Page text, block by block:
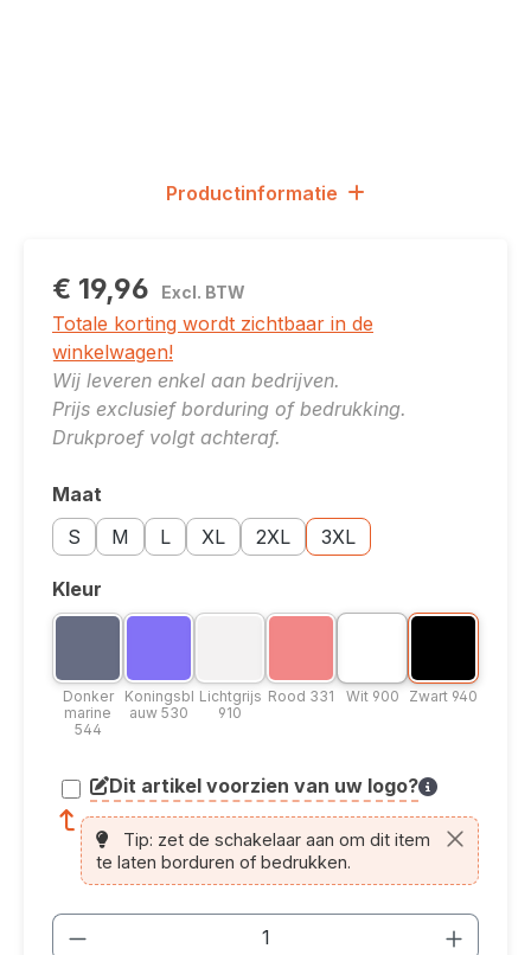
Productinformatie
€ 19,96 Excl. BTW
Totale korting wordt zichtbaar in de
winkelwagen!
Wij leveren enkel aan bedrijven.
Prijs exclusief borduring of bedrukking.
Drukproef volgt achteraf.
Selecteer
Maat
S
Maatoptie: S
M
Maatoptie: M
L
Maatoptie: L
XL
Maatoptie: XL
2XL
Maatoptie: 2XL
3XL
Maatoptie: 3XL
Selecteer
Kleur
Kleuroptie: Donker marine 544 - niet
Donker
marine
544
Kleuroptie:
Koningsbl
auw 530
Kleuroptie:
Lichtgrijs
910
Rood 331
Kleuroptie: Wit 900
Wit 900
Kleuroptie:
Zwart 940
Dit artikel voorzien van uw logo?
article.printing.helptext
Tip: zet de schakelaar aan om dit item
te laten borduren of bedrukken.
Producthoeveelheid: Voer de